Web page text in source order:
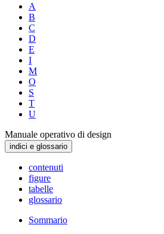
A
B
C
D
E
I
M
O
S
T
U
Manuale operativo di design
indici e glossario
contenuti
figure
tabelle
glossario
Sommario